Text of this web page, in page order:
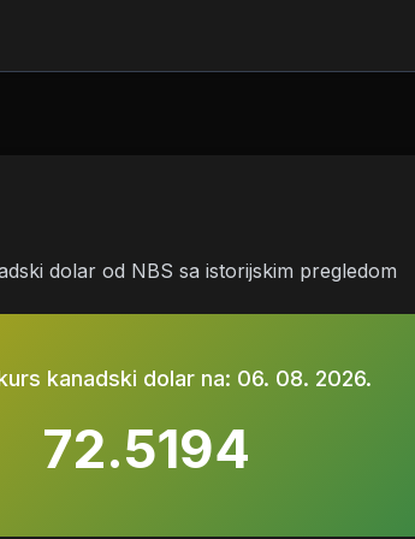
dolar od NBS sa istorijskim pregledom
kanadski dolar na: 06. 08. 2026.
72.5194